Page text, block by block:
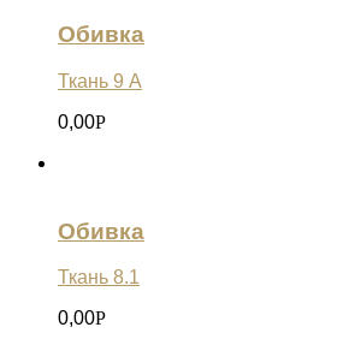
Обивка
Ткань 9 А
0,00Р
Обивка
Ткань 8.1
0,00Р